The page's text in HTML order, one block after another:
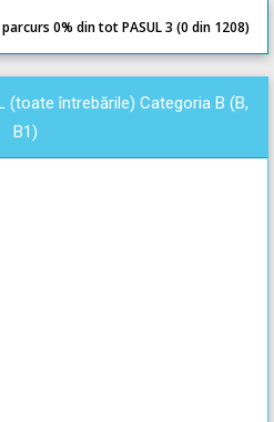
0% din tot PASUL 3 (0 din 1208)
0(toate întrebările) Categoria B (B,
B1)